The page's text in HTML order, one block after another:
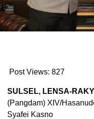
Post Views: 827
SULSEL, LENSA-
(Pangdam) XIV/
Syafei Kasno